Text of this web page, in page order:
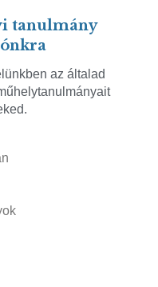
tanulmány
az általad